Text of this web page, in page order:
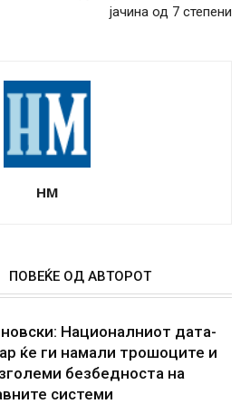
јачина од 7 степени
НМ
ПОВЕЌЕ ОД АВТОРОТ
Националниот дата-
ќе ги намали трошоците и
зголеми безбедноста на
системи